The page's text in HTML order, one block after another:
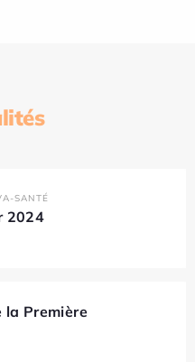
SANTÉ
2024
la Première